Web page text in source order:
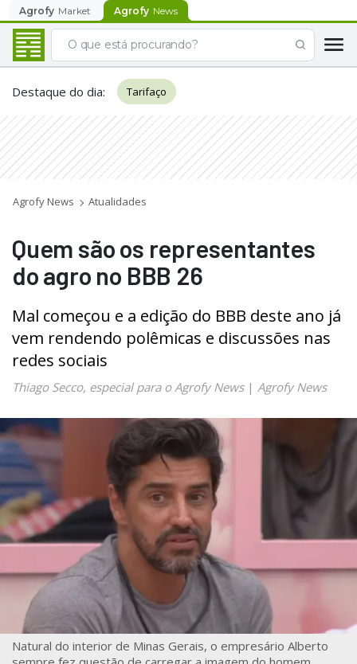
Agrofy Market Agrofy News
Destaque do dia: Tarifaço
Agrofy News Atualidades
Quem são os representantes
do agro no BBB 26
Mal começou e a edição do BBB deste ano já
vem rendendo polêmicas e discussões nas
redes sociais
Thiago Secco, especial para o Agrofy News| Agrofy News
Natural do interior de Minas Gerais, o empresário Alberto